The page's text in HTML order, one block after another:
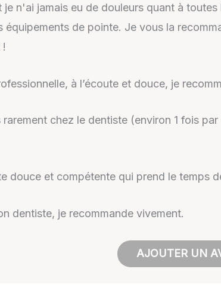
je n'ai jamais eu de douleurs quant à
équipements de pointe. Je vous la
à l’écoute et douce, je
chez le dentiste (environ 1 fois
douce et compétente qui prend le temps
dentiste, je recommande vivement.
AJOUTER UN